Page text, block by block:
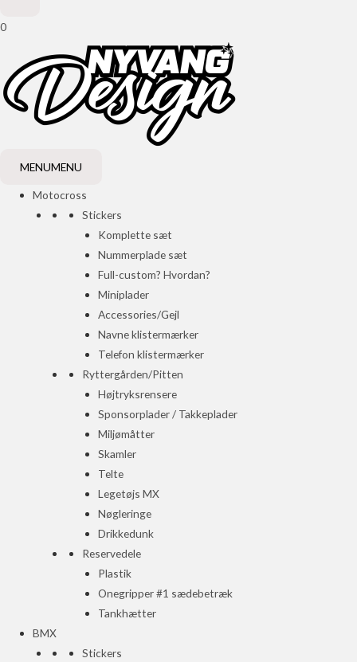
0
MENUMENU
Motocross
Stickers
Komplette sæt
Nummerplade sæt
Full-custom? Hvordan?
Miniplader
Accessories/Gejl
Navne klistermærker
Telefon klistermærker
Ryttergården/Pitten
Højtryksrensere
Sponsorplader / Takkeplader
Miljømåtter
Skamler
Telte
Legetøjs MX
Nøgleringe
Drikkedunk
Reservedele
Plastik
Onegripper #1 sædebetræk
Tankhætter
BMX
Stickers